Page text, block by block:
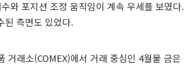
와 포지션 조정 움직임이 계속 우세를 보였다.
된 측면도 있었다.
거래소(COMEX)에서 거래 중심인 4월물 금은